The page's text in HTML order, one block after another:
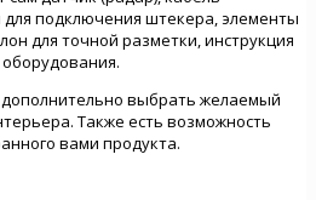
подключения штекера, элементы
для точной разметки, инструкция
выбрать желаемый
Также есть возможность
вами продукта.